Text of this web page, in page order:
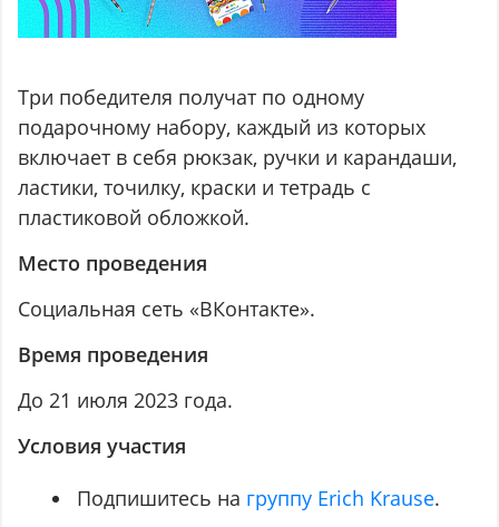
Три победителя получат по одному
подарочному набору, каждый из которых
включает в себя рюкзак, ручки и карандаши,
ластики, точилку, краски и тетрадь с
пластиковой обложкой.
Место проведения
Социальная сеть «ВКонтакте».
Время проведения
До 21 июля 2023 года.
Условия участия
Подпишитесь на группу Erich Krause.